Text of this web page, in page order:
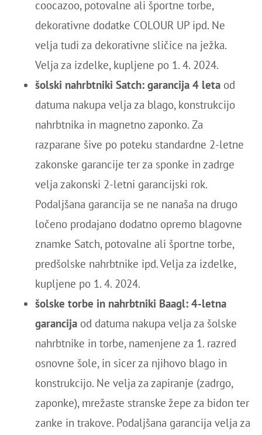
coocazoo, potovalne ali športne torbe,
dekorativne dodatke COLOUR UP ipd. Ne
velja tudi za dekorativne sličice na ježka.
Velja za izdelke, kupljene po 1. 4. 2024.
šolski nahrbtniki Satch: garancija 4 leta od
datuma nakupa velja za blago, konstrukcijo
nahrbtnika in magnetno zaponko. Za
razparane šive po poteku standardne 2-letne
zakonske garancije ter za sponke in zadrge
velja zakonski 2-letni garancijski rok.
Podaljšana garancija se ne nanaša na drugo
ločeno prodajano dodatno opremo blagovne
znamke Satch, potovalne ali športne torbe,
predšolske nahrbtnike ipd. Velja za izdelke,
kupljene po 1. 4. 2024.
šolske torbe in nahrbtniki Baagl: 4-letna
garancija od datuma nakupa velja za šolske
nahrbtnike in torbe, namenjene za 1. razred
osnovne šole, in sicer za njihovo blago in
konstrukcijo. Ne velja za zapiranje (zadrgo,
zaponke), mrežaste stranske žepe za bidon ter
zanke in trakove. Podaljšana garancija velja za